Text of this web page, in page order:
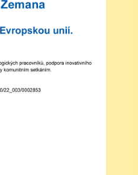
4. 2025 od 13 - 16